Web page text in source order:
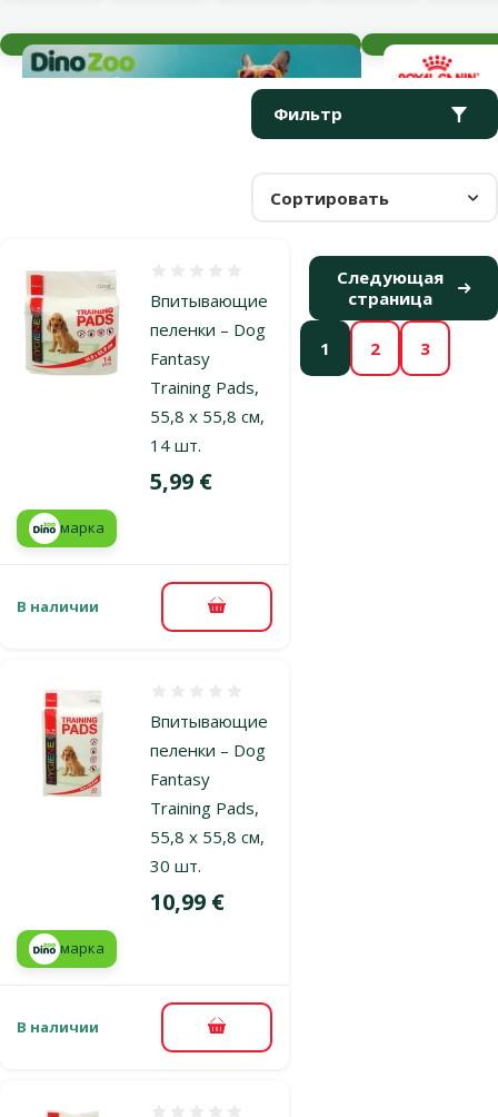
Фильтр
Сортировать
Продукты в категории Туалеты и пеленки
Впитывающие
пеленки – Dog
Fantasy
Training Pads,
55,8 x 55,8 см,
14 шт.
Цена
5,99 €
марка
В наличии В корзину
Впитывающие
пеленки – Dog
Fantasy
Training Pads,
55,8 x 55,8 см,
30 шт.
Цена
10,99 €
марка
В наличии В корзину
1 2 3
Следующая
страница